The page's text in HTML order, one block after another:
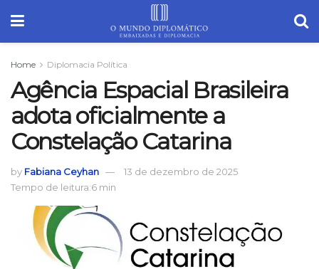
Home Diplomacia Política
Agência Espacial Brasileira
adota oficialmente a
Constelação Catarina
by Fabiana Ceyhan
13 de dezembro de 2025
Tempo de leitura:6 min